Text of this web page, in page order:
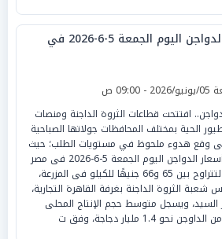
أسعار الدواجن اليوم الجمعة 5-6-2026 في
ص
افتتحت قطاعات الثروة الداجنة ومنصات
الحية بمختلف المحافظات جولاتها الصباحية
وقع هدوء ملحوظ في مستويات الطلب؛ حيث
شهدت أسعار الدواجن اليوم الجمعة 5-6-2026 فى مصر
استقرارا لتتراوح بين 65 و66 جنيهًا للكيلو فى المزرعة،
شعبة الثروة الداجنة بغرفة القاهرة التجارية،
السيد، ويسجل متوسط حجم الإنتاج المحلى
نحو 1.4 مليار دجاجة، وفق ت